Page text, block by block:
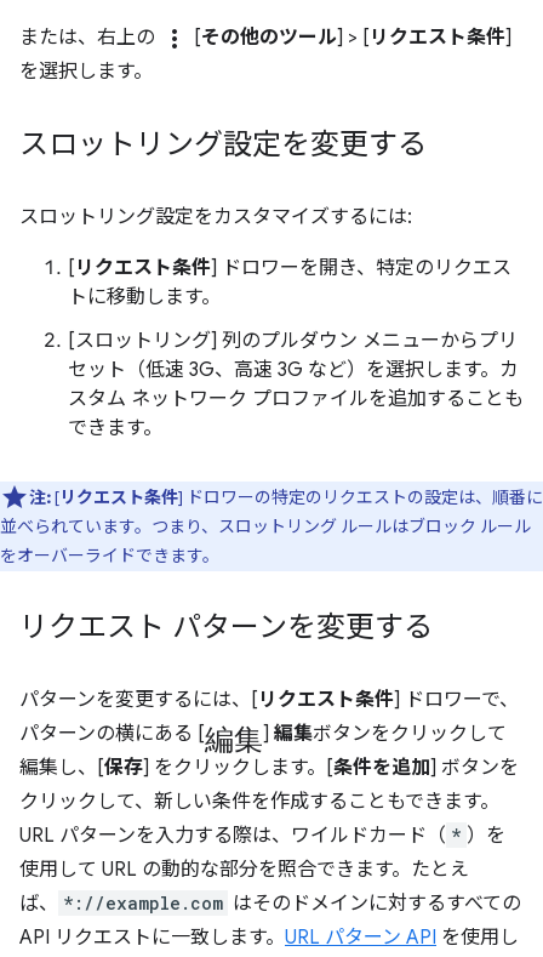
または、右上の more_vert [その他のツール] > [ リクエスト条件]
を選択します。
スロットリング設定を変更する
スロットリング設定をカスタマイズするには:
[ リクエスト条件] ドロワーを開き、特定のリクエス
トに移動します。
[スロットリング] 列のプルダウン メニューからプリ
セット（低速 3G、高速 3G など）を選択します。カ
スタム ネットワーク プロファイルを追加することも
できます。
注:[リクエスト条件] ドロワーの特定のリクエストの設定は、順番に
並べられています。つまり、スロットリング ルールはブロック ルール
をオーバーライドできます。
リクエスト パターンを変更する
パターンを変更するには、[ リクエスト条件] ドロワーで、
パターンの横にある [編集] 編集ボタンをクリックして
編集し、[保存] をクリックします。[条件を追加] ボタンを
クリックして、新しい条件を作成することもできます。
URL パターンを入力する際は、ワイルドカード（ * ）を
使用して URL の動的な部分を照合できます。たとえ
ば、
*://example.com はそのドメインに対するすべての
API リクエストに一致します。 URL パターン API を使用し